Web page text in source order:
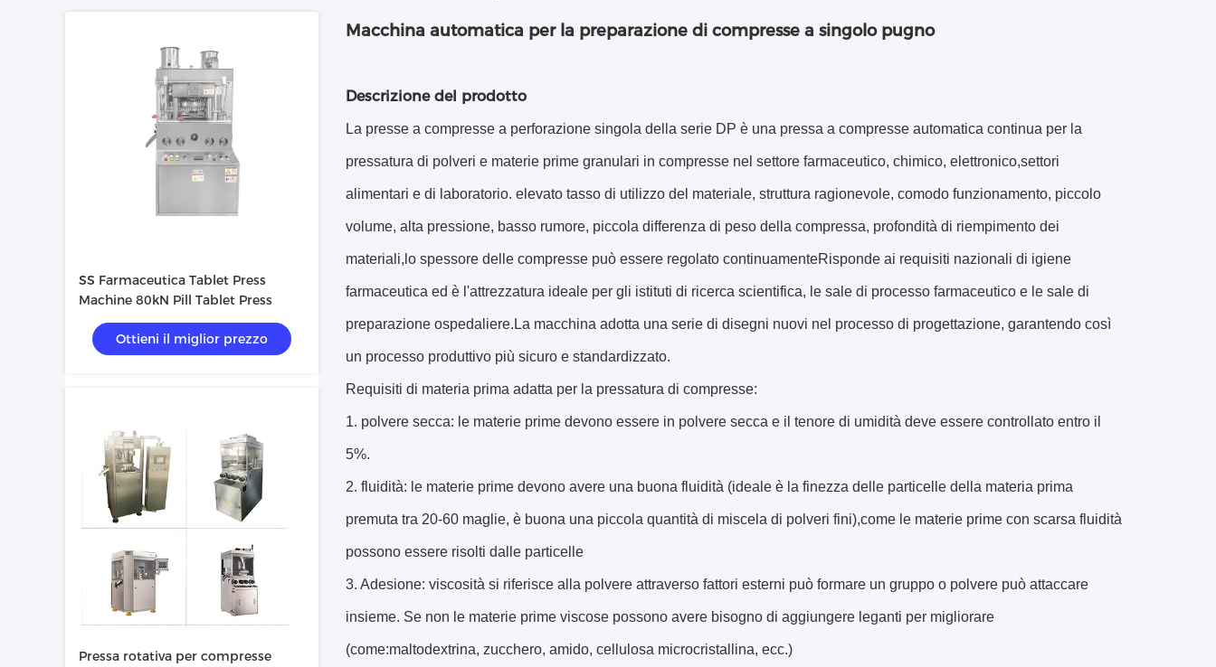
SS Farmaceutica Tablet Press
Machine 80kN Pill Tablet Press
Ottieni il miglior prezzo
Pressa rotativa per compresse
Macchina automatica per la preparazione di compresse a singolo pugno
Descrizione del prodotto
La presse a compresse a perforazione singola della serie DP è una pressa a compresse automatica continua per la
pressatura di polveri e materie prime granulari in compresse nel settore farmaceutico, chimico, elettronico,settori
alimentari e di laboratorio. elevato tasso di utilizzo del materiale, struttura ragionevole, comodo funzionamento, piccolo
volume, alta pressione, basso rumore, piccola differenza di peso della compressa, profondità di riempimento dei
materiali,lo spessore delle compresse può essere regolato continuamenteRisponde ai requisiti nazionali di igiene
farmaceutica ed è l'attrezzatura ideale per gli istituti di ricerca scientifica, le sale di processo farmaceutico e le sale di
preparazione ospedaliere.La macchina adotta una serie di disegni nuovi nel processo di progettazione, garantendo così
un processo produttivo più sicuro e standardizzato.
Requisiti di materia prima adatta per la pressatura di compresse:
1. polvere secca: le materie prime devono essere in polvere secca e il tenore di umidità deve essere controllato entro il
5%.
2. fluidità: le materie prime devono avere una buona fluidità (ideale è la finezza delle particelle della materia prima
premuta tra 20-60 maglie, è buona una piccola quantità di miscela di polveri fini),come le materie prime con scarsa fluidità
possono essere risolti dalle particelle
3. Adesione: viscosità si riferisce alla polvere attraverso fattori esterni può formare un gruppo o polvere può attaccare
insieme. Se non le materie prime viscose possono avere bisogno di aggiungere leganti per migliorare
(come:maltodextrina, zucchero, amido, cellulosa microcristallina, ecc.)